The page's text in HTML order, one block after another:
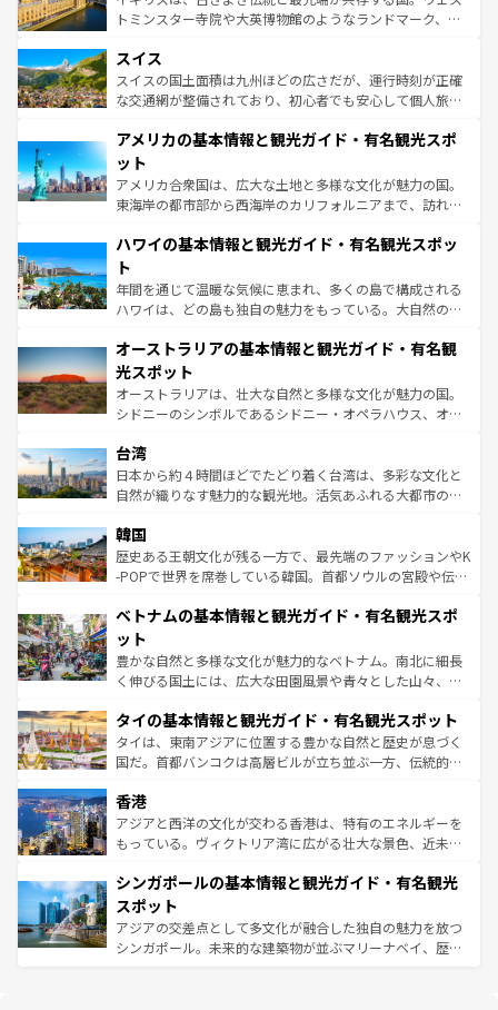
も豊かな歴史と文化が息づいている。パリ以外の個性あふ
を参照してほしい。
してライン川沿いのワイン畑といった風景は必見。ビール
は、お酒好きな人にはぜひ体験してほしい。 なお、新着の
ドイツ情報はコンテンツ一覧を参照してほしい。
トミンスター寺院や大英博物館のようなランドマーク、歴
リアごとに異なる魅力がある。また、優雅なアフタヌーン
ティー、ビール好きにはたまらない英国パブ、サッカー観
戦など、本場だからこそできる体験も豊富。イギリスを旅
ンツ一覧を参照してほしい。
スイス
スイスの国土面積は九州ほどの広さだが、運行時刻が正確
な交通網が整備されており、初心者でも安心して個人旅行
の建物がそのまま残る町や、スイスならではのユニークな
博物館もあり、アルプス観光だけでなく町歩きも満喫する
ことができる。国民の所得が高いため物価も高いが、旅行
者向けの交通パス提供のサービスもあり、うまく活用すれ
着のスイス情報はコンテンツ一覧を参照してほしい。
アメリカの基本情報と観光ガイド・有名観光スポ
ット
アメリカ合衆国は、広大な土地と多様な文化が魅力の国。
東海岸の都市部から西海岸のカリフォルニアまで、訪れる
のような巨大都市は、観光、ショッピング、エンターテイ
ンメントが詰まった刺激的なスポットだ。一方、アメリカ
西部には大自然が広がり、グランドキャニオンやイエロー
ストーン国立公園といった絶景が堪能できる。さらに、南
文化が魅力。旅行者はアメリカの各地域で異なる魅力を楽
しみながら、その多様性と豊かな歴史を感じることができ
るだろう。車でのロードトリップや列車の旅も、アメリカ
ならではの贅沢な旅のスタイルだ。 なお、新着のアメリカ
情報は コンテンツ一覧 を参照してほしい。
ハワイの基本情報と観光ガイド・有名観光スポッ
ト
年間を通じて温暖な気候に恵まれ、多くの島で構成される
ハワイは、どの島も独自の魅力をもっている。大自然の神
ワイ島は見逃せない。また、定番の観光地といえばオアフ
島だが、静かな自然を求めるならマウイ島やカウアイ島が
おすすめ。エメラルドグリーンに輝く海をはじめ、豊かな
文化や歴史が息づいている。「アロハスピリット」と呼ば
人々、おいしいローカルフードやハワイアンミュージッ
ク、伝統的なフラダンスなど、すべてがハワイの魅力を彩
っている。訪れるたびに新しい発見と感動が待っているハ
はコンテンツ一覧
オーストラリアの基本情報と観光ガイド・有名観
光スポット
オーストラリアは、壮大な自然と多様な文化が魅力の国。
シドニーのシンボルであるシドニー・オペラハウス、オー
リアリーフや大陸中央部にそびえるウルル（エアーズロッ
ク）、タスマニアの美しい原生林やケアンズの熱帯雨林な
ど、見どころがたくさん。また、カフェやワイン、オージ
いる。アクティビティも充実しており、サーフィンやダイ
ビング、ハイキングなど、アウトドア好きにはたまらな
い。オーストラリアの多彩な魅力を存分に味わいつくそ
参照してほしい。
台湾
日本から約４時間ほどでたどり着く台湾は、多彩な文化と
自然が織りなす魅力的な観光地。活気あふれる大都市の台
ン）、静ひつな山岳地帯である台湾東部など、都市の喧騒
と山間の静けさが共存しており、訪れる人に新しい発見と
驚きをもたらしてくれる。また、奥深い台湾の食文化も魅
容にもいいと評判のスイーツなど、バラエティ豊かな料理
照してほしい。
韓国
歴史ある王朝文化が残る一方で、最先端のファッションやK
-POPで世界を席巻している韓国。首都ソウルの宮殿や伝統
き、地方に足を延ばせば四季折々の自然美を楽しむことが
できる。そして、キムチや焼肉、絶品のストリートフード
まで、さまざまな韓国料理が待っている。夜には、韓国な
らではのナイトライフも堪能できる。あたたかいホスピタ
わってみてほしい。 なお、新着の韓国情報はコンテンツ一
覧 を参照してほしい。
ベトナムの基本情報と観光ガイド・有名観光スポ
ット
豊かな自然と多様な文化が魅力的なベトナム。南北に細長
く伸びる国土には、広大な田園風景や青々とした山々、世
急速な発展と共に伝統が息づく。ハノイの古い町並みやホ
ーチミン市のフランス統治時代の建物も、独特の雰囲気を
醸し出している。また、バラエティの豊かさとおいしさで
とつ。フォーやバインミー、ベトナムコーヒーなどは、ぜ
ひ現地で味わいたい。どの地域を訪れてもあたたかい人々
が旅行者を迎えてくれるので、きっと忘れられない旅にな
参照してほしい。
タイの基本情報と観光ガイド・有名観光スポット
タイは、東南アジアに位置する豊かな自然と歴史が息づく
国だ。首都バンコクは高層ビルが立ち並ぶ一方、伝統的な
の活気が交差している。北部ではチェンマイなどの山岳地
帯で自然と触れ合い、南部ではプーケットやクラビの美し
いビーチでリゾート気分を楽しむことができる。タイ料理
激する。気候は一年中温暖で、どの季節にも異なる楽しみ
が待っている。親しみやすいタイの人々、仏教を中心とし
た文化、そして多様な観光資源が、訪れる旅人を魅了し続
ける。 なお、新着のタイ情報はコンテンツ一覧を参照して
香港
アジアと西洋の文化が交わる香港は、特有のエネルギーを
もっている。ヴィクトリア湾に広がる壮大な景色、近未来
み、どこを訪れても感動するはず。観光スポットが密集し
ており、効率よく見どころを回れるのも魅力。息をのむよ
うな絶景から文化的な体験まで、香港を存分に楽しみ尽く
そう。 なお、新着の香港情報はコンテンツ一覧を参照して
シンガポールの基本情報と観光ガイド・有名観光
スポット
アジアの交差点として多文化が融合した独自の魅力を放つ
シンガポール。未来的な建築物が並ぶマリーナベイ、歴史